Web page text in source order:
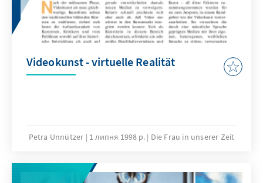
Videokunst - virtuelle Realität
Petra Unnützer 1 липня 1998 р. Die Frau in unserer Zeit